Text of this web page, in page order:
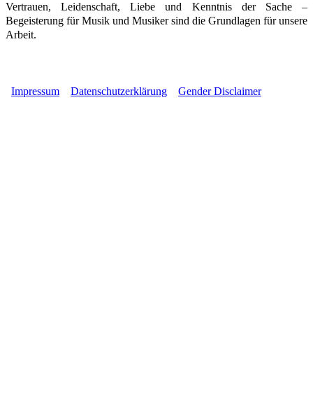
Vertrauen, Leidenschaft, Liebe und Kenntnis der Sache –
Begeisterung für Musik und Musiker sind die Grundlagen für unsere
Arbeit.
Impressum Datenschutzerklärung Gender Disclaimer